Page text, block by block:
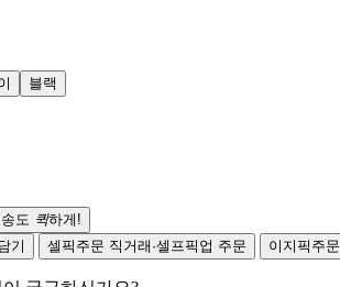
블랙
도 퀵하게!
기 셀픽주문 직거래·셀프픽업 주문 이지픽주문